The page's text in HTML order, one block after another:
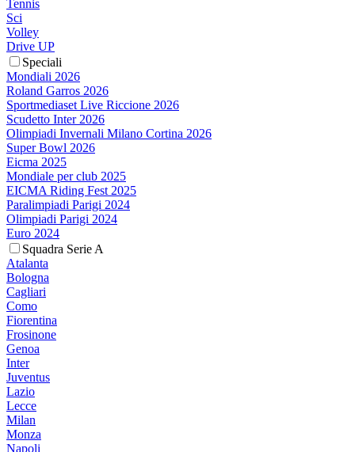
Tennis
Sci
Volley
Drive UP
Speciali
Mondiali 2026
Roland Garros 2026
Sportmediaset Live Riccione 2026
Scudetto Inter 2026
Olimpiadi Invernali Milano Cortina 2026
Super Bowl 2026
Eicma 2025
Mondiale per club 2025
EICMA Riding Fest 2025
Paralimpiadi Parigi 2024
Olimpiadi Parigi 2024
Euro 2024
Squadra Serie A
Atalanta
Bologna
Cagliari
Como
Fiorentina
Frosinone
Genoa
Inter
Juventus
Lazio
Lecce
Milan
Monza
Napoli